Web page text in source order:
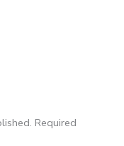
Required